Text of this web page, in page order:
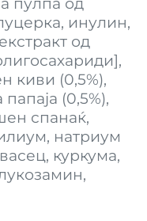
инулин,
од
киви (0,5%),
(0,5%),
спанаќ,
натриум
куркума,